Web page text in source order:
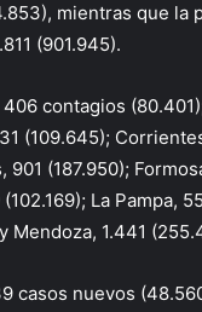
mientras que la
(901.945).
contagios
(109.645);
901 (187.950);
La Pampa,
Mendoza, 1.441
casos nuevos